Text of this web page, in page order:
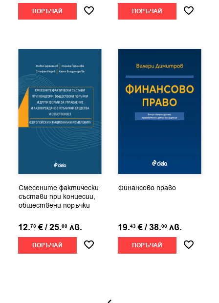
ПОРЪЧАЙ ПОРЪЧАЙ
Смесените фактически
състави при концесии,
обществени поръчки
12.78 €/25.00 лв.
ПОРЪЧАЙ
Финансово право
19.43 €/38.00 лв.
ПОРЪЧАЙ